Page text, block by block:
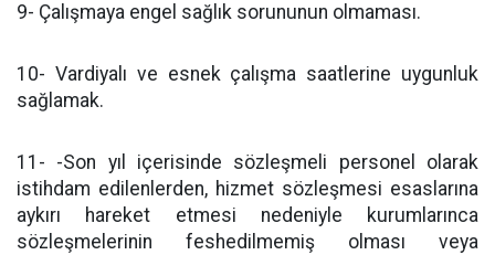
9- Çalışmaya engel sağlık sorununun olmaması.
10- Vardiyalı ve esnek çalışma saatlerine uygunluk
sağlamak.
11- -Son yıl içerisinde sözleşmeli personel olarak
istihdam edilenlerden, hizmet sözleşmesi esaslarına
aykırı hareket etmesi nedeniyle kurumlarınca
sözleşmelerinin feshedilmemiş olması veya